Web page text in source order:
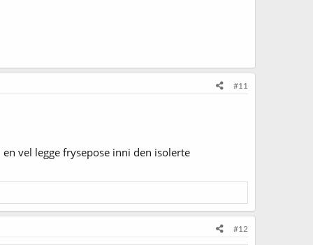
#11
vel legge frysepose inni den isolerte
#12